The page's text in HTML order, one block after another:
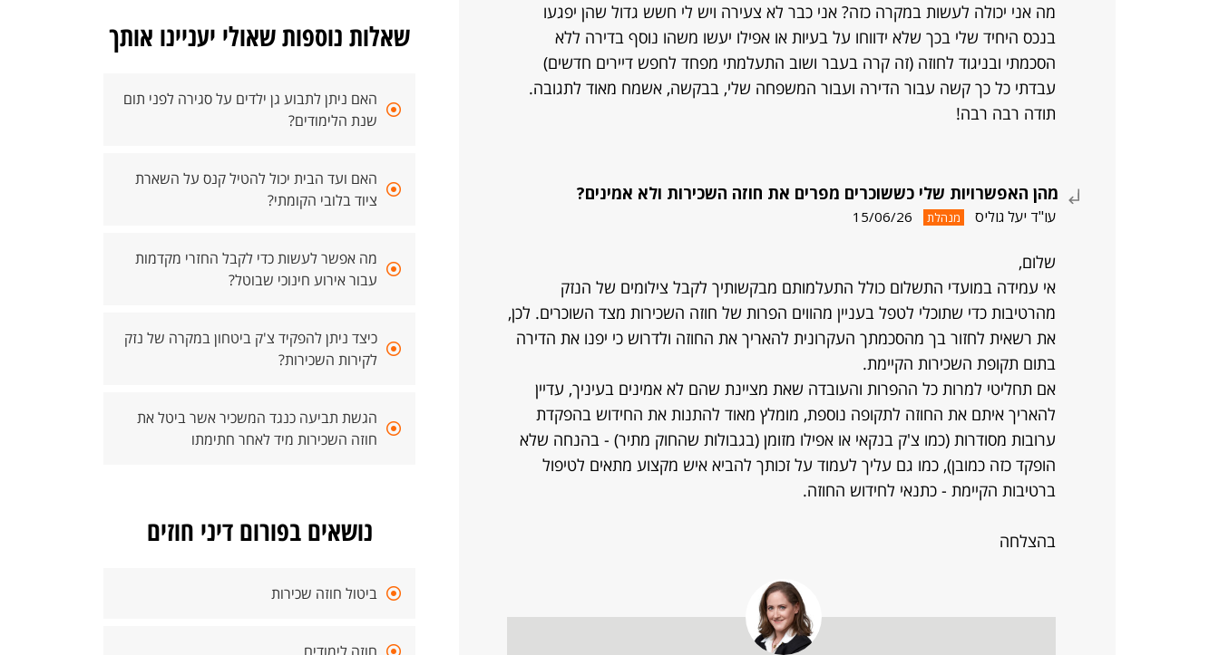
מה אני יכולה לעשות במקרה כזה? אני כבר לא צעירה ויש לי חשש גדול שהן יפגעו
בנכס היחיד שלי בכך שלא ידווחו על בעיות או אפילו יעשו משהו נוסף בדירה ללא
הסכמתי ובניגוד לחוזה (זה קרה בעבר ושוב התעלמתי מפחד לחפש דיירים חדשים)
עבדתי כל כך קשה עבור הדירה ועבור המשפחה שלי, בבקשה, אשמח מאוד לתגובה.
תודה רבה רבה!
מהן האפשרויות שלי כששוכרים מפרים את חוזה השכירות ולא אמינים?
עו"ד יעל גוליס מנהלת 15/06/26
שלום,
אי עמידה במועדי התשלום כולל התעלמותם מבקשותיך לקבל צילומים של הנזק
מהרטיבות כדי שתוכלי לטפל בעניין מהווים הפרות של חוזה השכירות מצד השוכרים. לכן,
את רשאית לחזור בך מהסכמתך העקרונית להאריך את החוזה ולדרוש כי יפנו את הדירה
בתום תקופת השכירות הקיימת.
אם תחליטי למרות כל ההפרות והעובדה שאת מציינת שהם לא אמינים בעיניך, עדיין
להאריך איתם את החוזה לתקופה נוספת, מומלץ מאוד להתנות את החידוש בהפקדת
ערובות מסודרות (כמו צ'ק בנקאי או אפילו מזומן (בגבולות שהחוק מתיר) - בהנחה שלא
הופקד כזה כמובן), כמו גם עליך לעמוד על זכותך להביא איש מקצוע מתאים לטיפול
ברטיבות הקיימת - כתנאי לחידוש החוזה.
בהצלחה
שאלות נוספות שאולי יעניינו אותך
האם ניתן לתבוע גן ילדים על סגירה לפני תום
שנת הלימודים?
האם ועד הבית יכול להטיל קנס על השארת
ציוד בלובי הקומתי?
מה אפשר לעשות כדי לקבל החזרי מקדמות
עבור אירוע חינוכי שבוטל?
כיצד ניתן להפקיד צ'ק ביטחון במקרה של נזק
לקירות השכירות?
הגשת תביעה כנגד המשכיר אשר ביטל את
חוזה השכירות מיד לאחר חתימתו
נושאים בפורום דיני חוזים
ביטול חוזה שכירות